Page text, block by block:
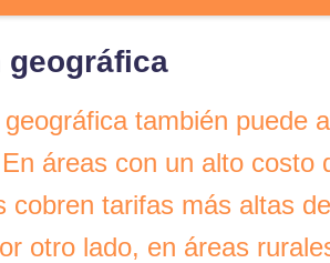
geográfica
también puede
áreas con un alto costo
cobren tarifas más altas
otro lado, en áreas